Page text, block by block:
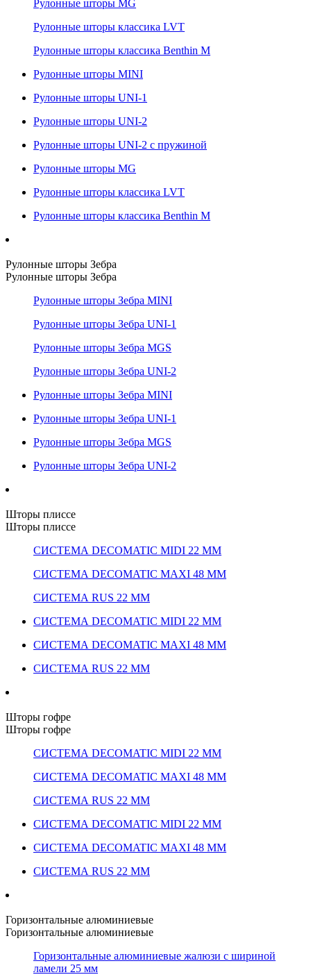
Рулонные шторы MG
Рулонные шторы классика LVT
Рулонные шторы классика Benthin M
Рулонные шторы MINI
Рулонные шторы UNI-1
Рулонные шторы UNI-2
Рулонные шторы UNI-2 с пружиной
Рулонные шторы MG
Рулонные шторы классика LVT
Рулонные шторы классика Benthin M
Рулонные шторы Зебра
Рулонные шторы Зебра
Рулонные шторы Зебра MINI
Рулонные шторы Зебра UNI-1
Рулонные шторы Зебра MGS
Рулонные шторы Зебра UNI-2
Рулонные шторы Зебра MINI
Рулонные шторы Зебра UNI-1
Рулонные шторы Зебра MGS
Рулонные шторы Зебра UNI-2
Шторы плиссе
Шторы плиссе
СИСТЕМА DECOMATIC MIDI 22 ММ
СИСТЕМА DECOMATIC MAXI 48 ММ
СИСТЕМА RUS 22 ММ
СИСТЕМА DECOMATIC MIDI 22 ММ
СИСТЕМА DECOMATIC MAXI 48 ММ
СИСТЕМА RUS 22 ММ
Шторы гофре
Шторы гофре
СИСТЕМА DECOMATIC MIDI 22 ММ
СИСТЕМА DECOMATIC MAXI 48 ММ
СИСТЕМА RUS 22 ММ
СИСТЕМА DECOMATIC MIDI 22 ММ
СИСТЕМА DECOMATIC MAXI 48 ММ
СИСТЕМА RUS 22 ММ
Горизонтальные алюминиевые
Горизонтальные алюминиевые
Горизонтальные алюминиевые жалюзи с шириной
ламели 25 мм